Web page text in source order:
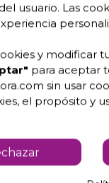
Mesas de
usuario. Las
y modificar
para aceptar
sin usar
el propósito y